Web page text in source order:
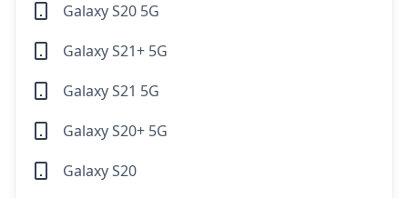
Galaxy S20 5G
Galaxy S21+ 5G
Galaxy S21 5G
Galaxy S20+ 5G
Galaxy S20